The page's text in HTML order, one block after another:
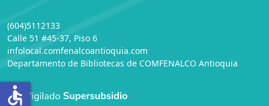
(604)5112133
Calle 51 #45-37, Piso 6
infolocal.comfenalcoantioquia.com
Departamento de Bibliotecas de COMFENALCO Antioquia
accessible